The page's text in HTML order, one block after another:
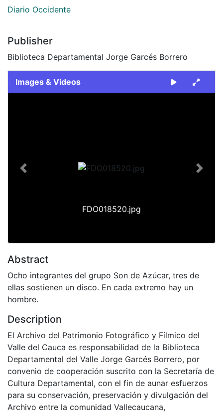
Diario Occidente
Publisher
Biblioteca Departamental Jorge Garcés Borrero
Images & Videos
FDO018520.jpg
Previous Next
Abstract
Ocho integrantes del grupo Son de Azúcar, tres de
ellas sostienen un disco. En cada extremo hay un
hombre.
Description
El Archivo del Patrimonio Fotográfico y Fílmico del
Valle del Cauca es responsabilidad de la Biblioteca
Departamental del Valle Jorge Garcés Borrero, por
convenio de cooperación suscrito con la Secretaría de
Cultura Departamental, con el fin de aunar esfuerzos
para su conservación, preservación y divulgación del
Archivo entre la comunidad Vallecaucana,